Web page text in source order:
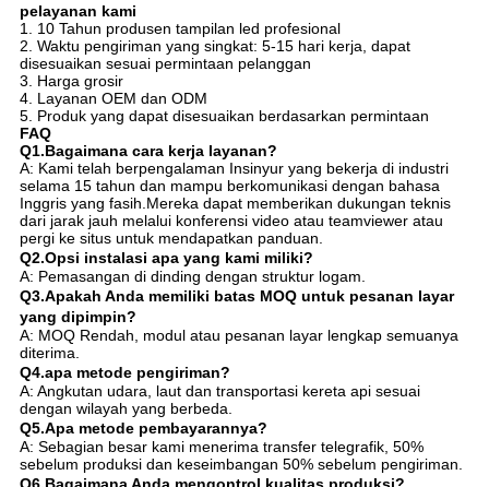
pelayanan kami
1. 10 Tahun produsen tampilan led profesional
2. Waktu pengiriman yang singkat: 5-15 hari kerja, dapat
disesuaikan sesuai permintaan pelanggan
3. Harga grosir
4. Layanan OEM dan ODM
5. Produk yang dapat disesuaikan berdasarkan permintaan
FAQ
Q1.Bagaimana cara kerja layanan?
A: Kami telah berpengalaman Insinyur yang bekerja di industri
selama 15 tahun dan mampu berkomunikasi dengan bahasa
Inggris yang fasih.Mereka dapat memberikan dukungan teknis
dari jarak jauh melalui konferensi video atau teamviewer atau
pergi ke situs untuk mendapatkan panduan.
Q2.Opsi instalasi apa yang kami miliki?
A: Pemasangan di dinding dengan struktur logam.
Q3.Apakah Anda memiliki batas MOQ untuk pesanan layar
yang dipimpin?
A: MOQ Rendah, modul atau pesanan layar lengkap semuanya
diterima.
Q4.apa metode pengiriman?
A: Angkutan udara, laut dan transportasi kereta api sesuai
dengan wilayah yang berbeda.
Q5.Apa metode pembayarannya?
A: Sebagian besar kami menerima transfer telegrafik, 50%
sebelum produksi dan keseimbangan 50% sebelum pengiriman.